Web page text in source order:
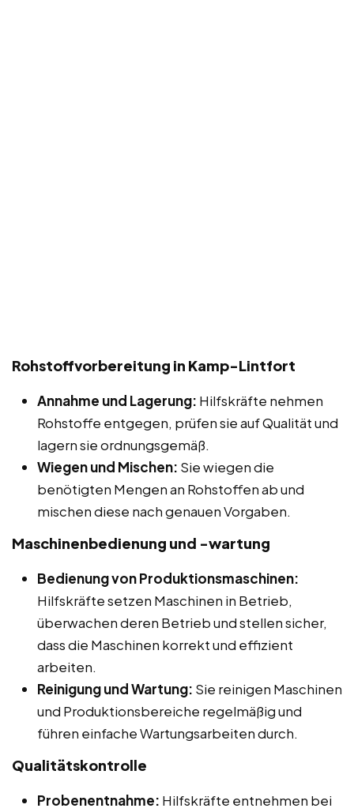
Rohstoffvorbereitung in Kamp-Lintfort
Annahme und Lagerung: Hilfskräfte nehmen
Rohstoffe entgegen, prüfen sie auf Qualität und
lagern sie ordnungsgemäß.
Wiegen und Mischen: Sie wiegen die
benötigten Mengen an Rohstoffen ab und
mischen diese nach genauen Vorgaben.
Maschinenbedienung und -wartung
Bedienung von Produktionsmaschinen:
Hilfskräfte setzen Maschinen in Betrieb,
überwachen deren Betrieb und stellen sicher,
dass die Maschinen korrekt und effizient
arbeiten.
Reinigung und Wartung: Sie reinigen Maschinen
und Produktionsbereiche regelmäßig und
führen einfache Wartungsarbeiten durch.
Qualitätskontrolle
Probenentnahme: Hilfskräfte entnehmen bei